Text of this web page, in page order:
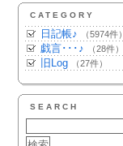
CATEGORY
日記帳♪ （5974件）
戯言･･･♪ （28件）
旧Log （27件）
SEARCH